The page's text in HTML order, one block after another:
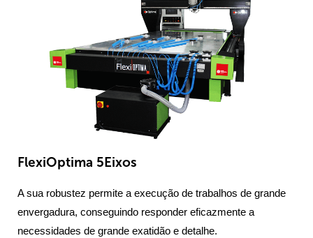
FlexiOptima 5Eixos
A sua robustez permite a execução de trabalhos de grande
envergadura, conseguindo responder eficazmente a
necessidades de grande exatidão e detalhe.